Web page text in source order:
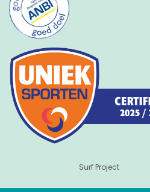
Surf Project